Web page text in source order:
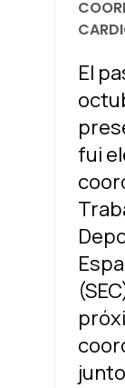
El
fui